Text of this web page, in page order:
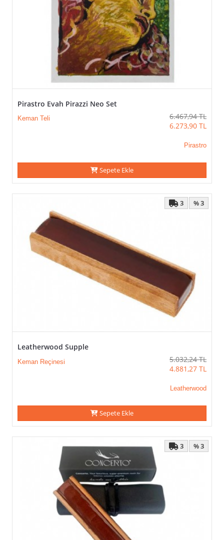
Pirastro Evah Pirazzi Neo Set
Keman Teli 6.467,94 TL
6.273,90 TL
Pirastro
Sepete Ekle
% 3
3
Leatherwood Supple
Keman Reçinesi 5.032,24 TL
4.881,27 TL
Leatherwood
Sepete Ekle
% 3
3